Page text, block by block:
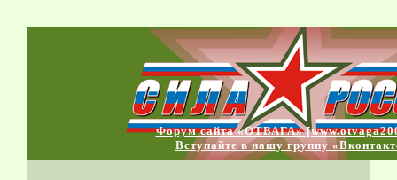
Форум сайта «ОТВАГА»
Вступайте в нашу группу